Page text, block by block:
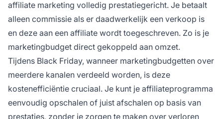
affiliate marketing volledig prestatiegericht. Je betaalt
alleen commissie als er daadwerkelijk een verkoop is
en deze aan een affiliate wordt toegeschreven. Zo is je
marketingbudget direct gekoppeld aan omzet.
Tijdens Black Friday, wanneer marketingbudgetten over
meerdere kanalen verdeeld worden, is deze
kostenefficiëntie cruciaal. Je kunt je affiliateprogramma
eenvoudig opschalen of juist afschalen op basis van
prestaties, zonder je zorgen te maken over verloren